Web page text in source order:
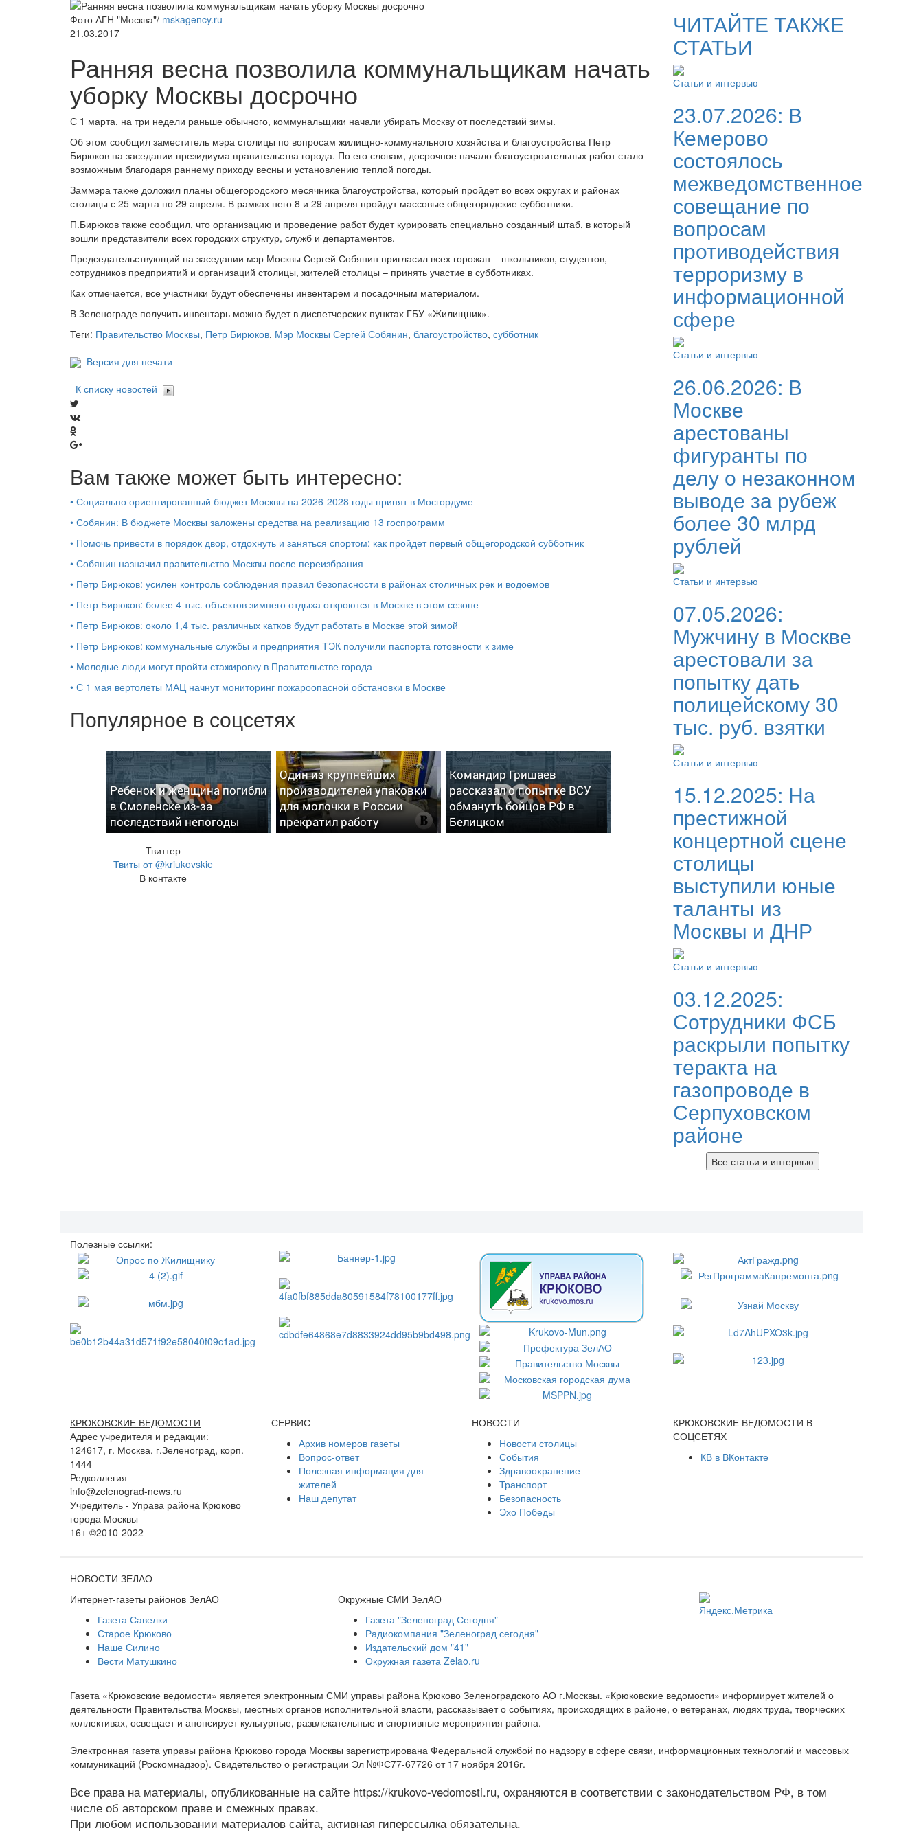
Фото АГН "Москва"/ mskagency.ru
21.03.2017
Ранняя весна позволила коммунальщикам начать
уборку Москвы досрочно
С 1 марта, на три недели раньше обычного, коммунальщики начали убирать Москву от последствий зимы.
Об этом сообщил заместитель мэра столицы по вопросам жилищно-коммунального хозяйства и благоустройства Петр
Бирюков на заседании президиума правительства города. По его словам, досрочное начало благоустроительных работ стало
возможным благодаря раннему приходу весны и установлению теплой погоды.
Заммэра также доложил планы общегородского месячника благоустройства, который пройдет во всех округах и районах
столицы с 25 марта по 29 апреля. В рамках него 8 и 29 апреля пройдут массовые общегородские субботники.
П.Бирюков также сообщил, что организацию и проведение работ будет курировать специально созданный штаб, в который
вошли представители всех городских структур, служб и департаментов.
Председательствующий на заседании мэр Москвы Сергей Собянин пригласил всех горожан – школьников, студентов,
сотрудников предприятий и организаций столицы, жителей столицы – принять участие в субботниках.
Как отмечается, все участники будут обеспечены инвентарем и посадочным материалом.
В Зеленограде получить инвентарь можно будет в диспетчерских пунктах ГБУ «Жилищник».
Теги: Правительство Москвы, Петр Бирюков, Мэр Москвы Сергей Собянин, благоустройство, субботник
Версия для печати
К списку новостей
Вам также может быть интересно:
• Социально ориентированный бюджет Москвы на 2026-2028 годы принят в Мосгордуме
• Собянин: В бюджете Москвы заложены средства на реализацию 13 госпрограмм
• Помочь привести в порядок двор, отдохнуть и заняться спортом: как пройдет первый общегородской субботник
• Собянин назначил правительство Москвы после переизбрания
• Петр Бирюков: усилен контроль соблюдения правил безопасности в районах столичных рек и водоемов
• Петр Бирюков: более 4 тыс. объектов зимнего отдыха откроются в Москве в этом сезоне
• Петр Бирюков: около 1,4 тыс. различных катков будут работать в Москве этой зимой
• Петр Бирюков: коммунальные службы и предприятия ТЭК получили паспорта готовности к зиме
• Молодые люди могут пройти стажировку в Правительстве города
• С 1 мая вертолеты МАЦ начнут мониторинг пожароопасной обстановки в Москве
Популярное в соцсетях
Ребенок и женщина погибли
в Смоленске из-за
последствий непогоды
Один из крупнейших
производителей упаковки
для молочки в России
прекратил работу
Командир Гришаев
рассказал о попытке ВСУ
обмануть бойцов РФ в
Белицком
Твиттер
Твиты от @kriukovskie
В контакте
ЧИТАЙТЕ ТАКЖЕ
СТАТЬИ
Статьи и интервью
23.07.2026: В
Кемерово
состоялось
межведомственное
совещание по
вопросам
противодействия
терроризму в
информационной
сфере
Статьи и интервью
26.06.2026: В
Москве
арестованы
фигуранты по
делу о незаконном
выводе за рубеж
более 30 млрд
рублей
Статьи и интервью
07.05.2026:
Мужчину в Москве
арестовали за
попытку дать
полицейскому 30
тыс. руб. взятки
Статьи и интервью
15.12.2025: На
престижной
концертной сцене
столицы
выступили юные
таланты из
Москвы и ДНР
Статьи и интервью
03.12.2025:
Сотрудники ФСБ
раскрыли попытку
теракта на
газопроводе в
Серпуховском
районе
Все статьи и интервью
Полезные ссылки:
КРЮКОВСКИЕ ВЕДОМОСТИ
Адрес учредителя и редакции:
124617, г. Москва, г.Зеленоград, корп.
1444
Редколлегия
info@zelenograd-news.ru
Учредитель - Управа района Крюково
города Москвы
16+ ©2010-2022
СЕРВИС
Архив номеров газеты
Вопрос-ответ
Полезная информация для
жителей
Наш депутат
НОВОСТИ
Новости столицы
События
Здравоохранение
Транспорт
Безопасность
Эхо Победы
КРЮКОВСКИЕ ВЕДОМОСТИ В
СОЦСЕТЯХ
КВ в ВКонтакте
НОВОСТИ ЗЕЛАО
Интернет-газеты районов ЗелАО
Газета Савелки
Старое Крюково
Наше Силино
Вести Матушкино
Окружные СМИ ЗелАО
Газета "Зеленоград Сегодня"
Радиокомпания "Зеленоград сегодня"
Издательский дом "41"
Окружная газета Zelao.ru
Газета «Крюковские ведомости» является электронным СМИ управы района Крюково Зеленоградского АО г.Москвы. «Крюковские ведомости» информирует жителей о
деятельности Правительства Москвы, местных органов исполнительной власти, рассказывает о событиях, происходящих в районе, о ветеранах, людях труда, творческих
коллективах, освещает и анонсирует культурные, развлекательные и спортивные мероприятия района.
Электронная газета управы района Крюково города Москвы зарегистрирована Федеральной службой по надзору в сфере связи, информационных технологий и массовых
коммуникаций (Роскомнадзор). Свидетельство о регистрации Эл №ФС77-67726 от 17 ноября 2016г.
Все права на материалы, опубликованные на сайте https://krukovo-vedomosti.ru, охраняются в соответствии с законодательством РФ, в том
числе об авторском праве и смежных правах.
При любом использовании материалов сайта, активная гиперссылка обязательна.